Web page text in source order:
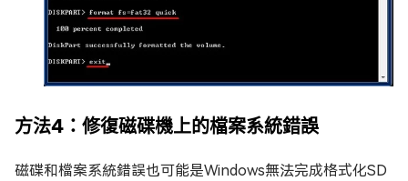
方法4：修復磁碟機上的檔案系統錯誤
磁碟和檔案系統錯誤也可能是Windows無法完成格式化SD